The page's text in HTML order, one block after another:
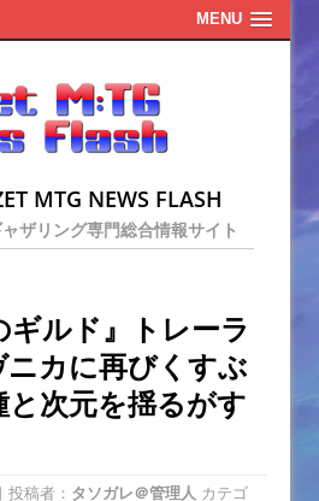
MENU
MTG NEWS FLASH
ザリング専門総合情報サイト
ギルド』トレーラ
ニカに再びくすぶ
次元を揺るがす
投稿者： タソガレ＠管理人 カテゴ